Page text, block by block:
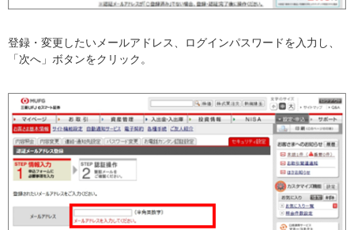
登録・変更したいメールアドレス、ログインパスワードを入力し、
「次へ」ボタンをクリック。